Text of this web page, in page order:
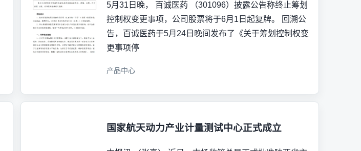
5月31日晚， 百诚医药 （301096）披露公告称终止筹划
控制权变更事项，公司股票将于6月1日起复牌。 回溯公
告，百诚医药于5月24日晚间发布了《关于筹划控制权变
更事项停
产品中心
国家航天动力产业计量测试中心正式成立